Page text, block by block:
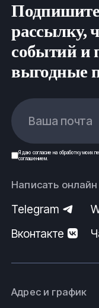
рассылку,
событий и
выгодные
Ваша почта
Я даю согласие на обработку моих
соглашением.
Написать онлайн
Telegram
Вконтакте
Адрес и график